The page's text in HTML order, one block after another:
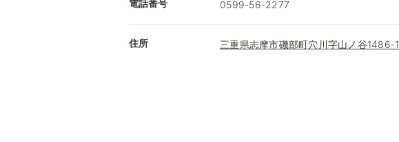
電話番号 0599-56-2277
住所 三重県志摩市磯部町穴川字山ノ谷1486-1